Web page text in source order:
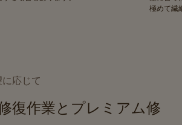
極めて繊
応じて
復作業とプレミアム修